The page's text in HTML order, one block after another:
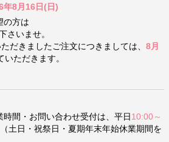
年8月16日(日)
の方は
さいませ。
だきましたご注文につきましては、 8月
いただきます。
間・お問い合わせ受付は、平日 10:00～
土日・祝祭日・夏期年末年始休業期間を